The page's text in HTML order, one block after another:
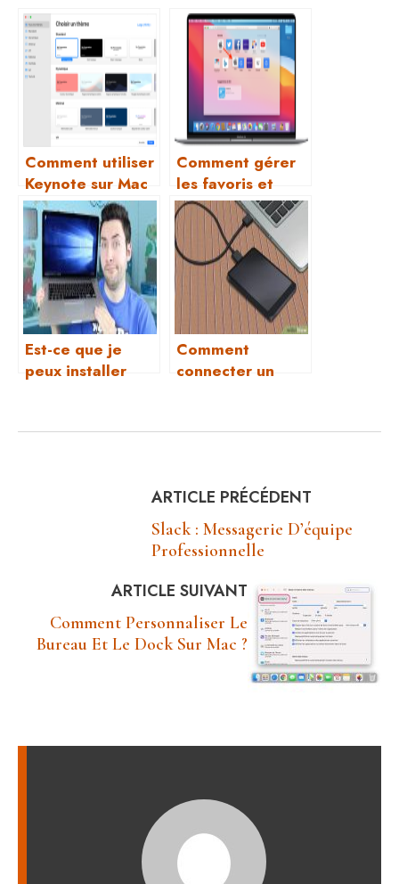
Comment utiliser
Keynote sur Mac
pour créer une
présentation ?
Comment gérer
les favoris et
l’historique dans
Safari sur Mac ?
Est-ce que je
peux installer
faire ?
Comment
connecter un
clé USB à mon
ARTICLE PRÉCÉDENT
Slack : Messagerie D’équipe
Professionnelle
ARTICLE SUIVANT
Comment Personnaliser Le
Bureau Et Le Dock Sur Mac ?